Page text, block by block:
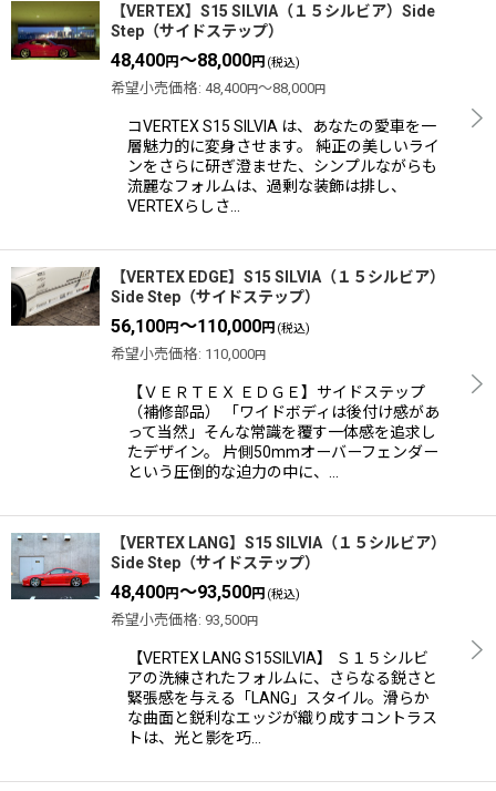
【VERTEX】S15 SILVIA（１５シルビア）Side
Step（サイドステップ）
48,400円～88,000円 (税込)
希望小売価格: 48,400円～88,000円
コVERTEX S15 SILVIA は、あなたの愛車を一
層魅力的に変身させます。 純正の美しいライ
ンをさらに研ぎ澄ませた、シンプルながらも
流麗なフォルムは、過剰な装飾は排し、
VERTEXらしさ…
【VERTEX EDGE】S15 SILVIA（１５シルビア）
Side Step（サイドステップ）
56,100円～110,000円 (税込)
希望小売価格: 110,000円
【ＶＥＲＴＥＸ ＥＤＧＥ】サイドステップ
（補修部品） 「ワイドボディは後付け感があ
って当然」そんな常識を覆す一体感を追求し
たデザイン。 片側50mmオーバーフェンダー
という圧倒的な迫力の中に、…
【VERTEX LANG】S15 SILVIA（１５シルビア）
Side Step（サイドステップ）
48,400円～93,500円 (税込)
希望小売価格: 93,500円
【VERTEX LANG S15SILVIA】 Ｓ１５シルビ
アの洗練されたフォルムに、さらなる鋭さと
緊張感を与える「LANG」スタイル。滑らか
な曲面と鋭利なエッジが織り成すコントラス
トは、光と影を巧…